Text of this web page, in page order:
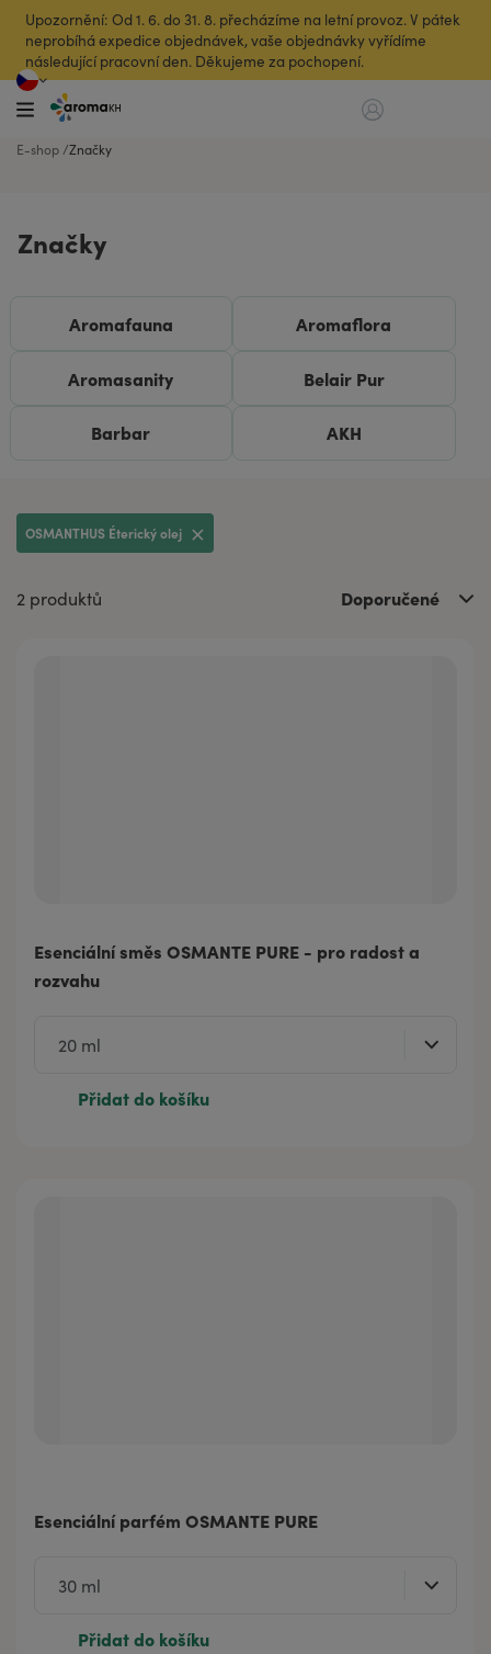
Upozornění: Od 1. 6. do 31. 8. přecházíme na letní provoz. V pátek
neprobíhá expedice objednávek, vaše objednávky vyřídíme
následující pracovní den. Děkujeme za pochopení.
E-shop Značky
Značky
Aromafauna Aromaflora
Aromasanity Belair Pur
Barbar AKH
OSMANTHUS Éterický olej
2 produktů Doporučené
Esenciální směs OSMANTE PURE - pro radost a
rozvahu
Přidat do košíku
Esenciální parfém OSMANTE PURE
Přidat do košíku